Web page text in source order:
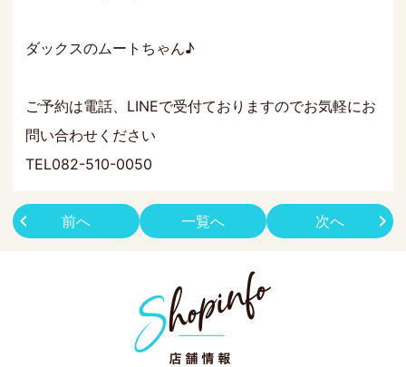
ダックスのムートちゃん♪
ご予約は電話、LINEで受付ておりますのでお気軽にお
問い合わせください
TEL082-510-0050
前へ 次へ
一覧へ